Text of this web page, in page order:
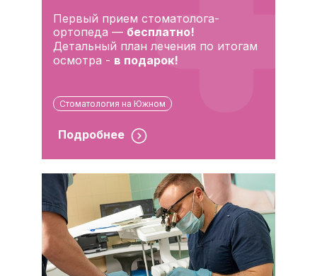
Первый прием стоматолога-
ортопеда — бесплатно!
Детальный план лечения по итогам
осмотра - в подарок!
Стоматология на Южном
Подробнее